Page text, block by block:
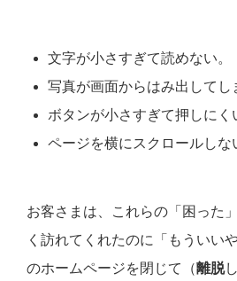
文字が小さすぎて読めない。
写真が画面からはみ出してし
ボタンが小さすぎて押しにく
ページを横にスクロールしな
お客さまは、これらの「困った
く訪れてくれたのに「もういい
のホームページを閉じて（離脱